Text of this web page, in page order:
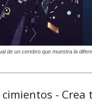
de un cerebro que muestra la
cimientos -